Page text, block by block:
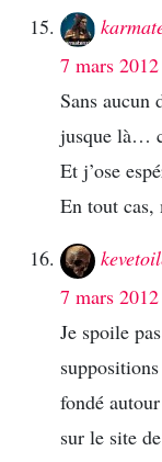
7 mars
Sans aucun
jusque là…
Et j’ose
En tout cas,
7 mars
Je spoile
fondé
sur le site